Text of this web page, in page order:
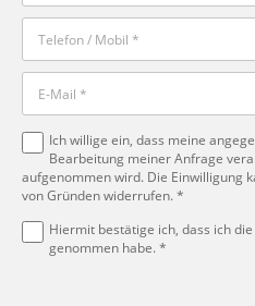
Ich willige ein, dass meine
Bearbeitung meiner Anfrage
aufgenommen wird. Die Einwilligung
von Gründen widerrufen. *
Hiermit bestätige ich, dass ich die
genommen habe. *